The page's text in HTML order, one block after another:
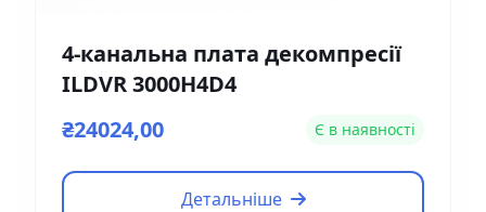
4-канальна плата декомпресії
ILDVR 3000H4D4
₴24024,00
Є в наявності
Детальніше